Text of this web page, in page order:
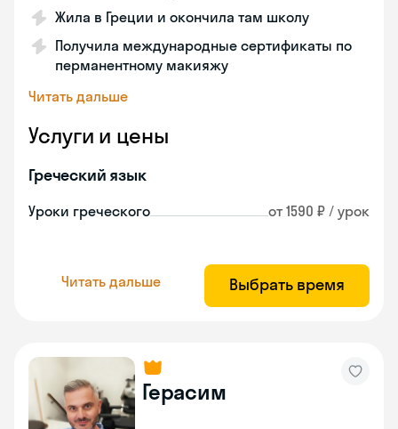
Жила в Греции и окончила там школу
Получила международные сертификаты по
перманентному макияжу
Читать дальше
Услуги и цены
Греческий язык
Уроки греческого от 1590 ₽ / урок
Читать дальше Выбрать время
Герасим